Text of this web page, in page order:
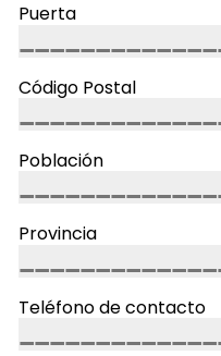
Puerta
Código Postal
Población
Provincia
Teléfono de contacto